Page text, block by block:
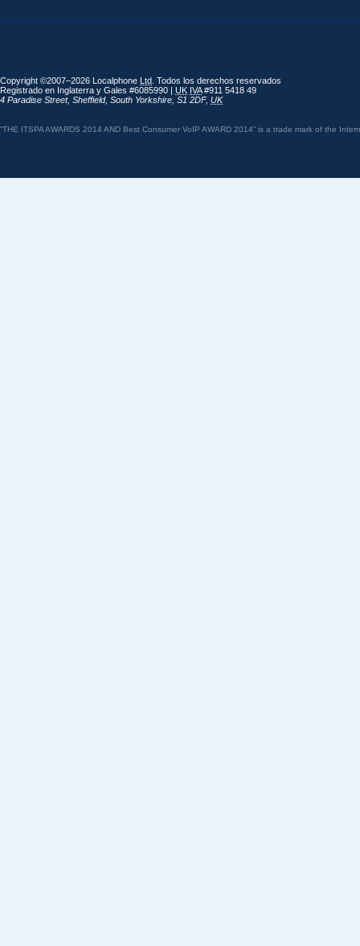
Copyright ©2007–2026 Localphone Ltd . Todos los derechos reservados
Registrado en Inglaterra y Gales #6085990 | UK IVA#911 5418 49
4 Paradise Street, Sheffield, South Yorkshire S1 2DF, UK
“THE ITSPA AWARDS 2014 AND Best Consumer VoIP AWARD 2014” is a trade mark of the